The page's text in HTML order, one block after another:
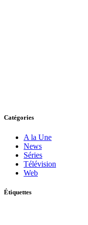
Catégories
A la Une
News
Séries
Télévision
Web
Étiquettes